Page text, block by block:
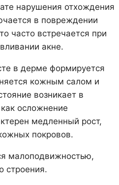
нарушения отхождения
в повреждении
часто встречается при
акне.
в дерме формируется
кожным салом и
возникает в
осложнение
медленный рост,
покровов.
малоподвижностью,
строения.